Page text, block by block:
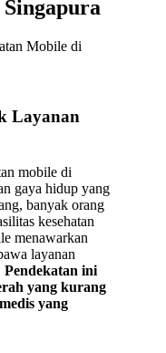
Layanan
mobile di
gaya hidup yang
banyak orang
kesehatan
menawarkan
layanan
Pendekatan ini
yang kurang
yang